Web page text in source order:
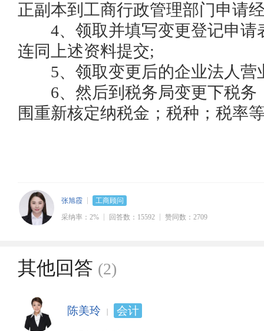
正副本到工商行政管理部门申请
4、领取并填写变更登记申请
连同上述资料提交;
5、领取变更后的企业法人营
6、然后到税务局变更下税务
围重新核定纳税金；税种；税率
张旭霞
工商顾问
采纳率：2%
回答数：15592 赞同数：2709
其他回答 (2)
陈美玲 会计